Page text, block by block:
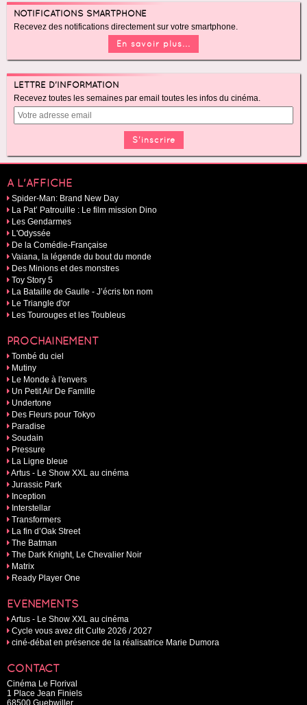
NOTIFICATIONS SMARTPHONE
Recevez des notifications directement sur votre smartphone.
En savoir plus...
LETTRE D'INFORMATION
Recevez toutes les semaines par email toutes les infos du cinéma.
A L'AFFICHE
Spider-Man: Brand New Day
La Pat’ Patrouille : Le film mission Dino
Les Gendarmes
L'Odyssée
De la Comédie-Française
Vaiana, la légende du bout du monde
Des Minions et des monstres
Toy Story 5
La Bataille de Gaulle - J’écris ton nom
Le Triangle d'or
Les Tourouges et les Toubleus
PROCHAINEMENT
Tombé du ciel
Mutiny
Le Monde à l'envers
Un Petit Air De Famille
Undertone
Des Fleurs pour Tokyo
Paradise
Soudain
Pressure
La Ligne bleue
Artus - Le Show XXL au cinéma
Jurassic Park
Inception
Interstellar
Transformers
La fin d’Oak Street
The Batman
The Dark Knight, Le Chevalier Noir
Matrix
Ready Player One
EVÉNEMENTS
Artus - Le Show XXL au cinéma
Cycle vous avez dit Culte 2026 / 2027
ciné-débat en présence de la réalisatrice Marie Dumora
CONTACT
Cinéma Le Florival
1 Place Jean Finiels